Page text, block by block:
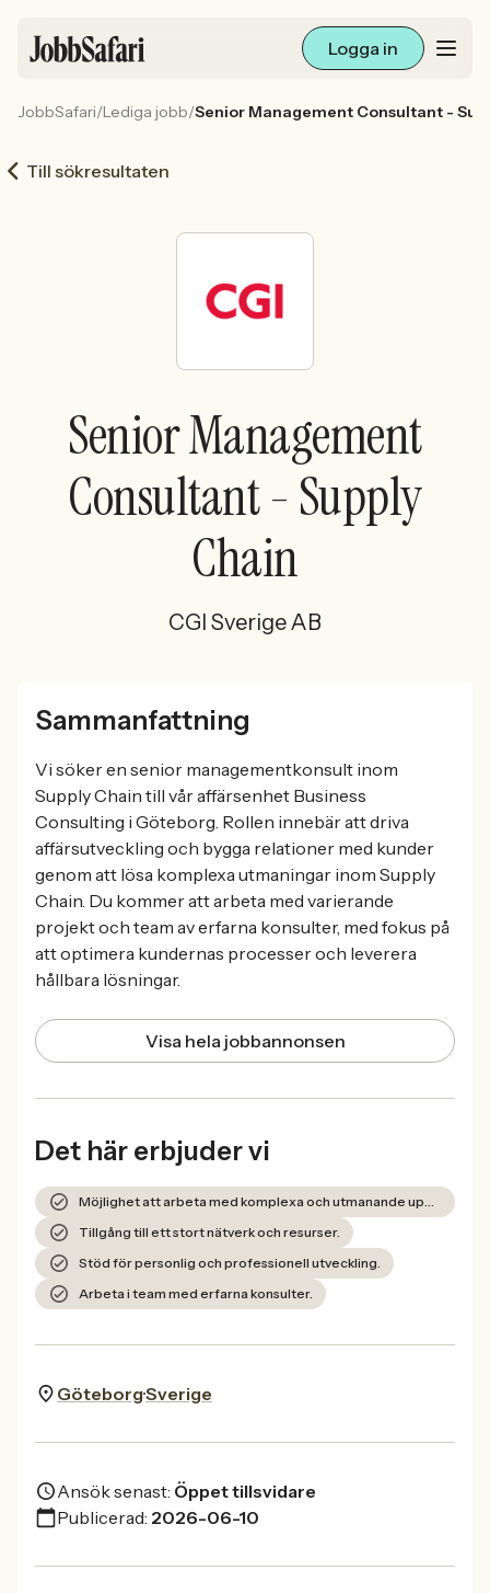
Logga in
Arbetsliv och karriär
För arbetsgivare
Sök med AI
Ny här? Skapa konto
JobbSafari/Lediga jobb/Senior Management Consultant -
Till sökresultaten
Senior Management
Consultant - Supply
Chain
CGI Sverige AB
Sammanfattning
Vi söker en senior managementkonsult inom
Supply Chain till vår affärsenhet Business
Consulting i Göteborg. Rollen innebär att driva
affärsutveckling och bygga relationer med kunder
genom att lösa komplexa utmaningar inom Supply
Chain. Du kommer att arbeta med varierande
projekt och team av erfarna konsulter, med fokus på
att optimera kundernas processer och leverera
hållbara lösningar.
Visa hela jobbannonsen
Det här erbjuder vi
Möjlighet att arbeta med komplexa och utmanande uppdrag.
Tillgång till ett stort nätverk och resurser.
Stöd för personlig och professionell utveckling.
Arbeta i team med erfarna konsulter.
GöteborgSverige
Ansök senast: Öppet tillsvidare
Publicerad: 2026-06-10